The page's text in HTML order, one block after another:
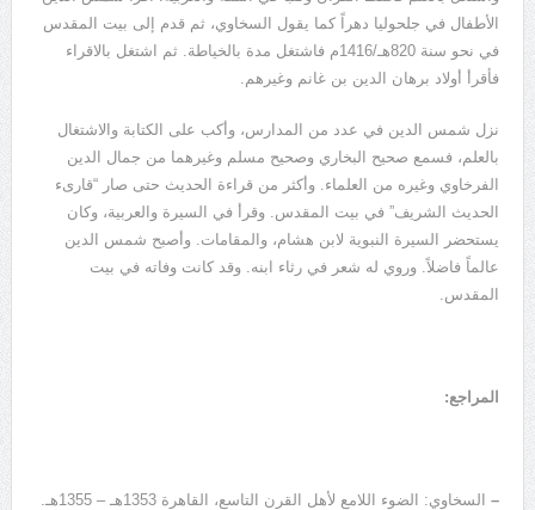
الأطفال في جلحوليا دهراً كما يقول السخاوي، ثم قدم إلى بيت المقدس
في نحو سنة 820هـ/1416م فاشتغل مدة بالخياطة. ثم اشتغل بالاقراء
فأقرأ أولاد برهان الدين بن غانم وغيرهم.
نزل شمس الدين في عدد من المدارس، وأكب على الكتابة والاشتغال
بالعلم، فسمع صحيح البخاري وصحيح مسلم وغيرهما من جمال الدين
الفرخاوي وغيره من العلماء. وأكثر من قراءة الحديث حتى صار “قارىء
الحديث الشريف” في بيت المقدس. وقرأ في السيرة والعربية، وكان
يستحضر السيرة النبوية لابن هشام، والمقامات. وأصبح شمس الدين
عالماً فاضلاً. وروي له شعر في رثاء ابنه. وقد كانت وفاته في بيت
المقدس.
المراجع:
– السخاوي: الضوء اللامع لأهل القرن التاسع، القاهرة 1353هـ – 1355هـ.